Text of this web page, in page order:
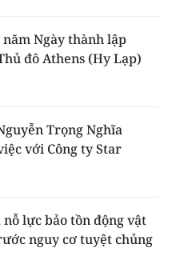
Ngày thành lập
đô Athens (Hy Lạp)
Trọng Nghĩa
với Công ty Star
nỗ lực bảo tồn động vật
nguy cơ tuyệt chủng